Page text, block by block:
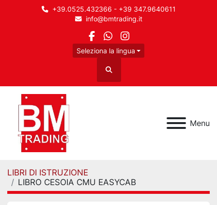
+39.0525.432366 - +39 347.9640611
info@bmtrading.it
facebook
whatsapp
instagram
Seleziona la lingua
Cerca
Menu
LIBRI DI ISTRUZIONE
LIBRO CESOIA CMU EASYCAB